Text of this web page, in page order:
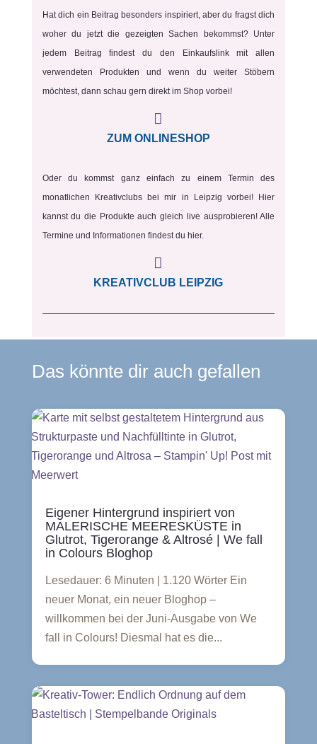
Hat dich ein Beitrag besonders inspiriert, aber du fragst dich
woher du jetzt die gezeigten Sachen bekommst? Unter
jedem Beitrag findest du den Einkaufslink mit allen
verwendeten Produkten und wenn du weiter Stöbern
möchtest, dann schau gern direkt im Shop vorbei!

ZUM ONLINESHOP
Oder du kommst ganz einfach zu einem Termin des
monatlichen Kreativclubs bei mir in Leipzig vorbei! Hier
kannst du die Produkte auch gleich live ausprobieren! Alle
Termine und Informationen findest du hier.

KREATIVCLUB LEIPZIG
Das könnte dir auch gefallen
Eigener Hintergrund inspiriert von
MALERISCHE MEERESKÜSTE in
Glutrot, Tigerorange & Altrosé | We fall
in Colours Bloghop
Lesedauer: 6 Minuten | 1.120 Wörter Ein
neuer Monat, ein neuer Bloghop –
willkommen bei der Juni-Ausgabe von We
fall in Colours! Diesmal hat es die...